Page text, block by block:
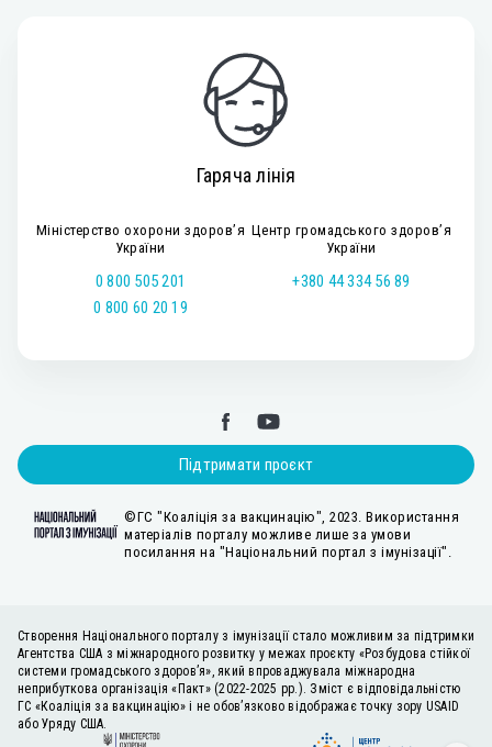
Гаряча лінія
Міністерство охорони здоров’я
України
0 800 505 201
0 800 60 20 19
Центр громадського здоров’я
України
+380 44 334 56 89
Підтримати проєкт
©ГС "Коаліція за вакцинацію", 2023. Використання
матеріалів порталу можливе лише за умови
посилання на "Національний портал з імунізації".
Створення Національного порталу з імунізації стало можливим за підтримки
Агентства США з міжнародного розвитку у межах проєкту «Розбудова стійкої
системи громадського здоров’я», який впроваджувала міжнародна
неприбуткова організація «Пакт» (2022-2025 рр.). Зміст є відповідальністю
ГС «Коаліція за вакцинацію» і не обов’язково відображає точку зору USAID
або Уряду США.